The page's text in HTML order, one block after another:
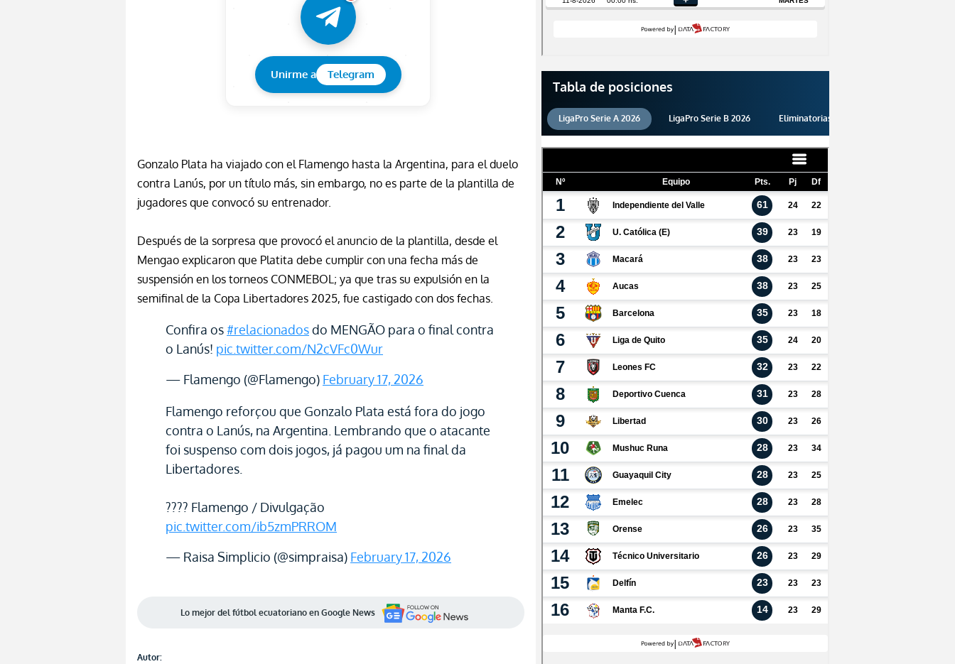
Unirme a Telegram
Gonzalo Plata ha viajado con el Flamengo hasta la Argentina, para el duelo
contra Lanús, por un título más, sin embargo, no es parte de la plantilla de
jugadores que convocó su entrenador.
Después de la sorpresa que provocó el anuncio de la plantilla, desde el
Mengao explicaron que Platita debe cumplir con una fecha más de
suspensión en los torneos CONMEBOL; ya que tras su expulsión en la
semifinal de la Copa Libertadores 2025, fue castigado con dos fechas.
Confira os#relacionadosdo MENGÃO para o final contra
o Lanús! pic.twitter.com/N2cVFc0Wur
— Flamengo (@Flamengo) February 17, 2026
Flamengo reforçou que Gonzalo Plata está fora do jogo
contra o Lanús, na Argentina. Lembrando que o atacante
foi suspenso com dois jogos, já pagou um na final da
Libertadores.
???? Flamengo / Divulgação
pic.twitter.com/ib5zmPRROM
— Raisa Simplicio (@simpraisa) February 17, 2026
Lo mejor del fútbol ecuatoriano en Google News
Autor:
Tabla de posiciones
LigaPro Serie A 2026 LigaPro Serie B 2026 Eliminatorias 2026